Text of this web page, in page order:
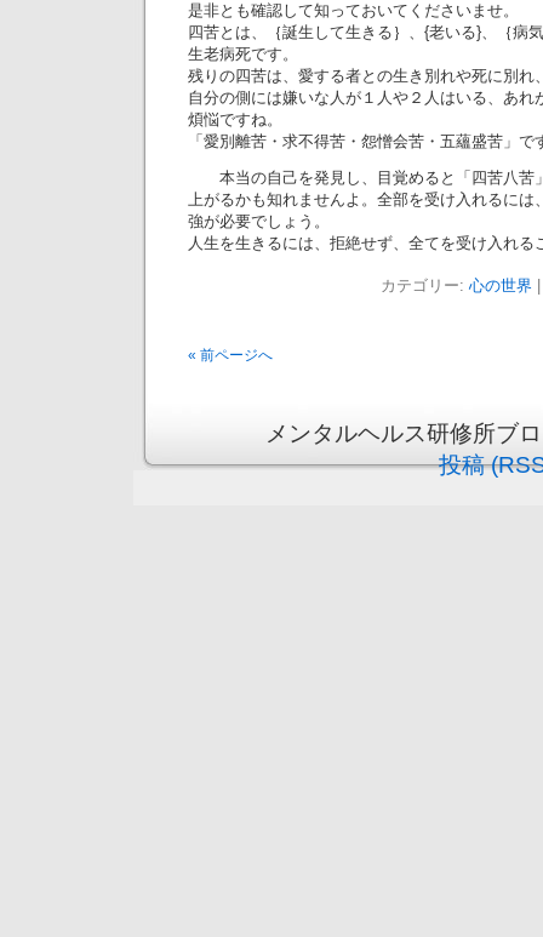
是非とも確認して知っておいてくださいませ。
四苦とは、｛誕生して生きる｝、{老いる}、｛病
生老病死です。
残りの四苦は、愛する者との生き別れや死に別れ
自分の側には嫌いな人が１人や２人はいる、あれ
煩悩ですね。
「愛別離苦・求不得苦・怨憎会苦・五蘊盛苦」で
本当の自己を発見し、目覚めると「四苦八苦
上がるかも知れませんよ。全部を受け入れるには
強が必要でしょう。
人生を生きるには、拒絶せず、全てを受け入れる
カテゴリー: 心の世界
« 前ページへ
メンタルヘルス研修所ブ
投稿